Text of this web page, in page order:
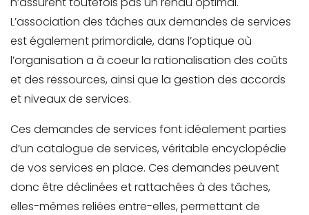
L’association des tâches aux demandes de services
est également primordiale, dans l’optique où
l’organisation a à coeur la rationalisation des coûts
et des ressources, ainsi que la gestion des accords
et niveaux de services.
Ces demandes de services font idéalement parties
d’un catalogue de services, véritable encyclopédie
de vos services en place. Ces demandes peuvent
donc être déclinées et rattachées à des tâches,
elles-mêmes reliées entre-elles, permettant de